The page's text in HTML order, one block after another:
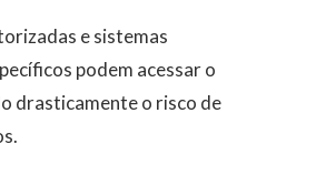
e sistemas
podem acessar o
drasticamente o risco de